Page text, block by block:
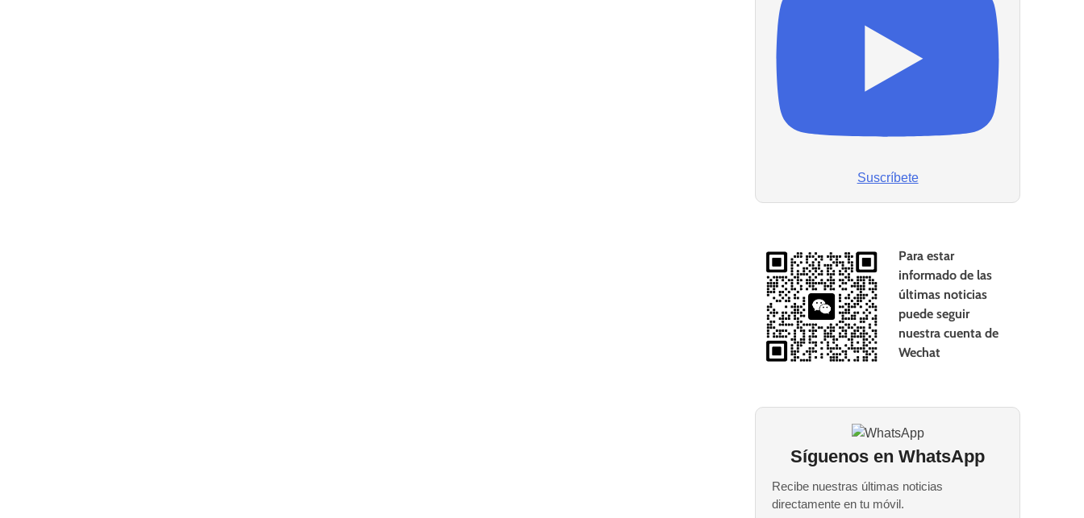
Suscríbete
Para estar
informado de las
últimas noticias
puede seguir
nuestra cuenta de
Wechat
Síguenos en WhatsApp
Recibe nuestras últimas noticias
directamente en tu móvil.